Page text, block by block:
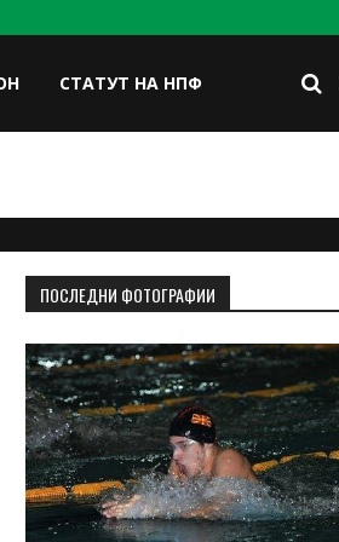
СТАТУТ НА НПФ
ПОСЛЕДНИ ФОТОГРАФИИ